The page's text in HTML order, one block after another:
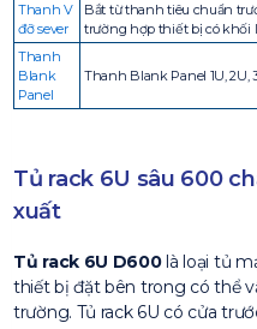
Thanh V
đỡ sever
Bắt từ thanh tiêu chuẩn
trường hợp thiết bị có khối
Thanh
Blank
Panel
Thanh Blank Panel 1U, 2U,
Tủ rack 6U sâu 600
xuất
Tủ rack 6U D600là loại tủ
thiết bị đặt bên trong có thể
trường. Tủ rack 6U có cửa